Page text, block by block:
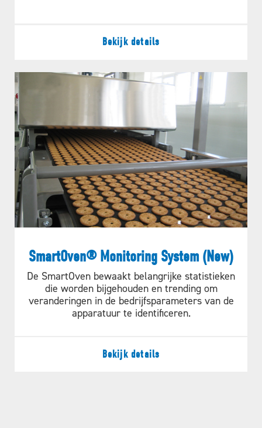
Bekijk details
SmartOven® Monitoring System (New)
De SmartOven bewaakt belangrijke statistieken
die worden bijgehouden en trending om
veranderingen in de bedrijfsparameters van de
apparatuur te identificeren.
Bekijk details